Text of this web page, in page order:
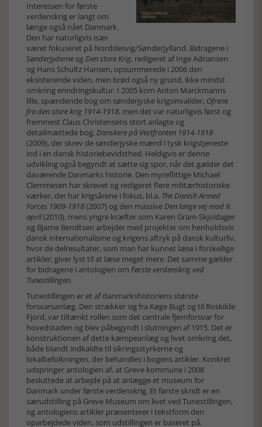
Interessen for første
verdenskrig er langt om
længe også nået Danmark.
Den har naturligvis især
været fokuseret på Nordslesvig/Sønderjylland. Bidragene i
Sønderjyderne og Den store Krig, redigeret af Inge Adriansen
og Hans Schultz Hansen, opsummerede i 2006 den
eksisterende viden, men brød også ny grund, ikke mindst
omkring erindringskultur. I 2005 kom Anton Marckmanns
lille, spændende bog om sønderjyske krigsinvalider, Ofrene
fra den store krig 1914-1918, men det var naturligvis først og
fremmest Claus Christensens stort anlagte og
detailmættede bog, Danskere på Vestfronten 1914-1918
(2009), der skrev de sønderjyske mænd i tysk krigstjeneste
ind i en dansk historiebevidsthed. Heldigvis er denne
udvikling også begyndt at sætte sig spor, når det gælder det
daværende Danmarks historie. Den myreflittige Michael
Clemmesen har skrevet og redigeret flere militærhistoriske
værker, der har krigsårene i fokus, bl.a. The Danish Armed
Forces 1909-1918(2007) og den massiveDen lange vej mod 9.
april(2010), mens yngre kræfter som Karen Gram-Skjoldager
og Bjarne Bendtsen arbejder med projekter om henholdsvis
dansk internationalisme og krigens aftryk på dansk kulturliv,
hvor de delresultater, som man har kunnet læse i forskellige
artikler, giver lyst til at læse meget mere. Det samme gælder
for bidragene i antologien om Første verdenskrig ved
Tunestillingen.
Tunestillingen er et af danmarkshistoriens største
forsvarsanlæg. Den strækker sig fra Køge Bugt og til Roskilde
Fjord, var tiltænkt rollen som det centrale fjernforsvar for
hovedstaden og blev påbegyndt i slutningen af 1915. Det er
konstruktionen af dette kæmpeanlæg og livet omkring det,
både blandt indkaldte til sikringsstyrkerne og
lokalbefolkningen, der behandles i bogens artikler. Konkret
udspringer antologien af, at Greve kommune i 2008
besluttede at arbejde på at anlægge et museum for
Danmark under første verdenskrig. Et første skridt er en
særudstilling på Greve Museum om livet ved Tunestillingen,
og antologiens artikler præsenterer i tekstform den
oparbejdede viden, som udstillingen er baseret på.